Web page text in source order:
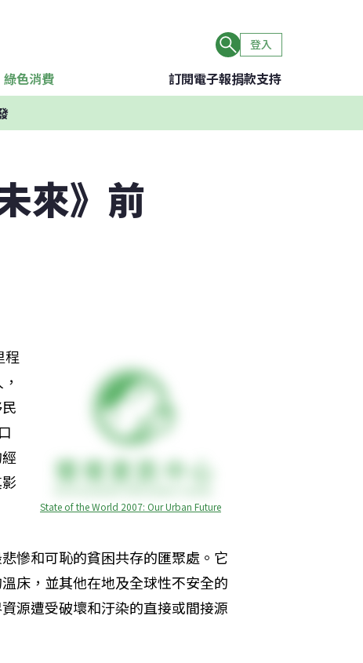
登入
綠色消費 訂閱電子報捐款支持
來》前
State of the World 2007: Our Urban Future
程
慘和可恥的貧困共存的匯聚處。它
床，並其他在地及全球性不安全的
源遭受破壞和汙染的直接或間接源